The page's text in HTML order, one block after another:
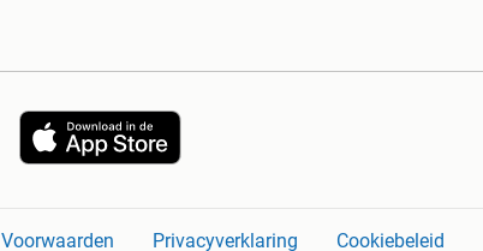
Voorwaarden Privacyverklaring Cookiebeleid